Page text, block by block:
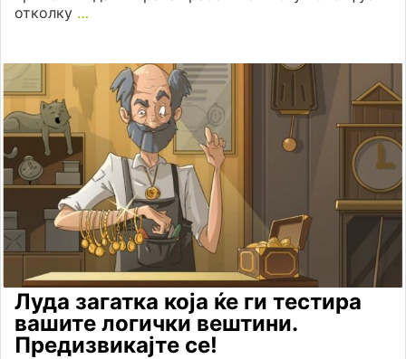
отколку …
Луда загатка која ќе ги тестира
вашите логички вештини.
Предизвикајте се!